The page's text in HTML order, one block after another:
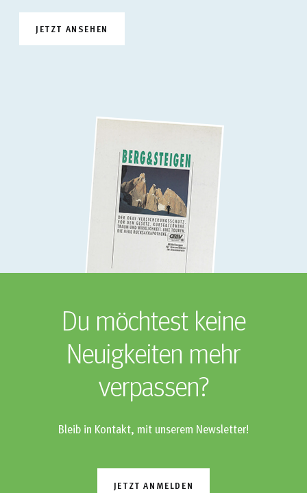
JETZT ANSEHEN
Du möchtest keine
Neuigkeiten mehr
verpassen?
Bleib in Kontakt, mit unserem Newsletter!
JETZT ANMELDEN